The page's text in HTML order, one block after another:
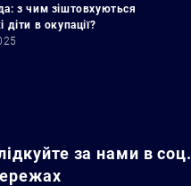
з чим зіштовхуються
діти в окупації?
за нами в соц.